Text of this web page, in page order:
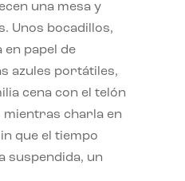
una mesa y
Unos bocadillos,
papel de
azules portátiles,
cena con el telón
mientras charla en
que el tiempo
suspendida, un